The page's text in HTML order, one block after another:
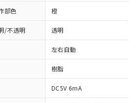
部色 橙
/不透明 透明
左右自動
樹脂
DC5V 6mA